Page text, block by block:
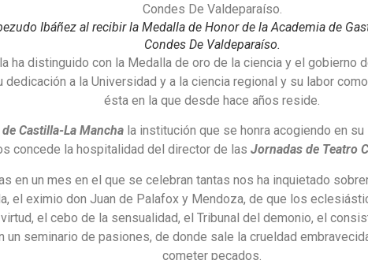
Ibáñez al recibir la Medalla de Honor de la Academia de
Condes De Valdeparaíso.
ha distinguido con la Medalla de oro de la ciencia y el gobierno
a la Universidad y a la ciencia regional y su labor
ésta en la que desde hace años reside.
Castilla-La Mancha la institución que se honra acogiendo en
concede la hospitalidad del director de las Jornadas de Teatro
en un mes en el que se celebran tantas nos ha inquietado
el eximio don Juan de Palafox y Mendoza, de que los
el cebo de la sensualidad, el Tribunal del demonio, el
seminario de pasiones, de donde sale la crueldad
cometer pecados.